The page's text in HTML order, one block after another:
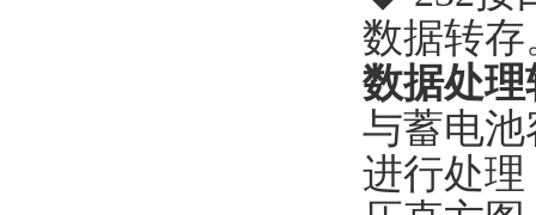
数据转存
数据处理
与蓄电
进行处